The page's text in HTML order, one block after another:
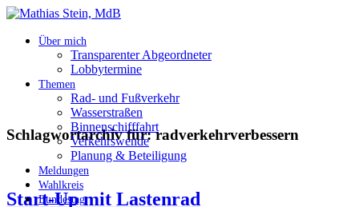
Über mich
Transparenter Abgeordneter
Lobbytermine
Themen
Rad- und Fußverkehr
Wasserstraßen
Binnenschifffahrt
Verkehrswende
Planung & Beteiligung
Meldungen
Wahlkreis
Bundestag
Schlagwortarchiv für:radverkehrverbessern
Start-Up mit Lastenrad